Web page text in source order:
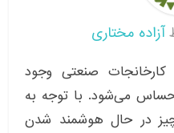
آزاده مختاری
صنعتی وجود
می‌شود. با توجه به
در حال هوشمند شدن